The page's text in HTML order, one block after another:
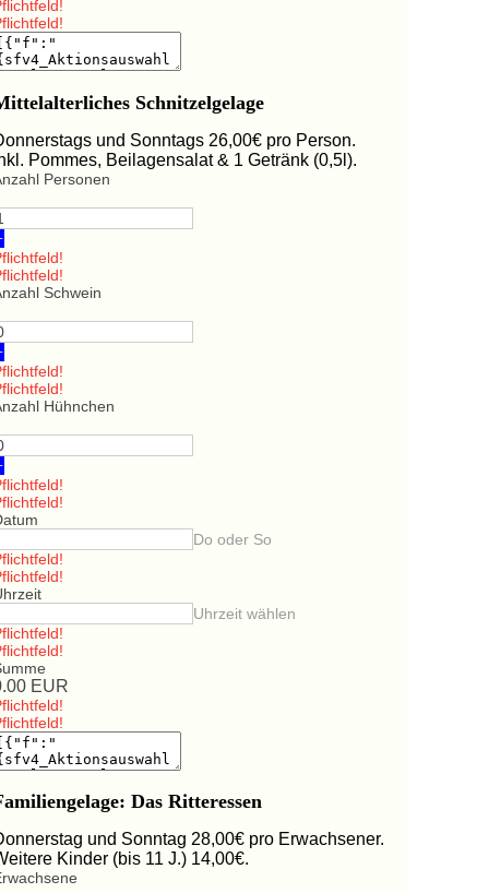
Schnitzelgelage
und Sonntags 26,00€ pro Person.
Pommes, Beilagensalat & 1 Getränk (0,5l).
Personen
Schwein
Hühnchen
Do oder So
Uhrzeit wählen
EUR
Das Ritteressen
und Sonntag 28,00€ pro Erwachsener.
Kinder (bis 11 J.) 14,00€.